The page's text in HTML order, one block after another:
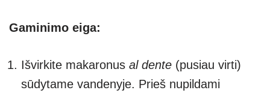
Gaminimo eiga:
Išvirkite makaronus al dente (pusiau virti)
sūdytame vandenyje. Prieš nupildami